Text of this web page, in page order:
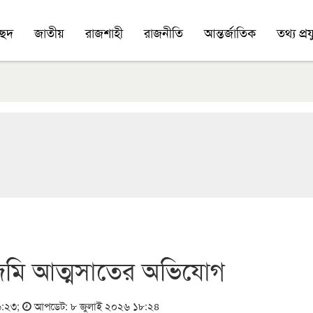
জাতীয় রাজশাহী রাজনীতি আন্তর্জাতিক তথ্য
আত্মসাতের অভিযোগ
; আপডেট: ৮ জুলাই ২০২৬ ১৮:২৪